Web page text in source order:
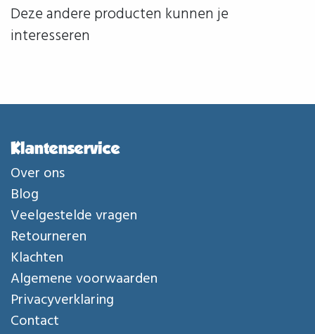
Deze andere producten kunnen je
interesseren
Klantenservice
Over ons
Blog
Veelgestelde vragen
Retourneren
Klachten
Algemene voorwaarden
Privacyverklaring
Contact